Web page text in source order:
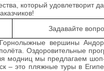
который удовлетворит
Задавайте
вершины
Оздоровительные
модниц мы предлагаем
это пляжные туры в